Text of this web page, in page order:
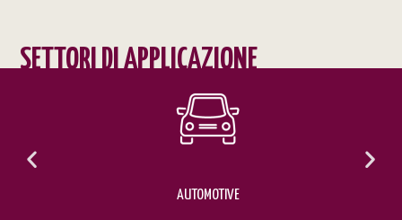
SETTORI DI APPLICAZIONE
AUTOMOTIVE